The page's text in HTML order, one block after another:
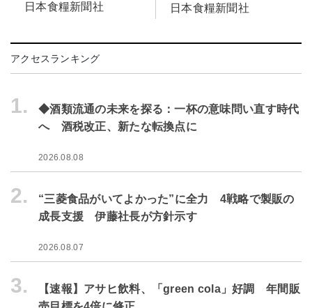
日本食糧新聞社
日本食糧新聞社
アクセスランキング
1.
◆酒類流通の未来を探る：一杯の意味問い直す時代
へ 酒税改正、新たな転換点に
2026.08.08
2.
“三菱食品がいてよかった”に全力 4戦略で製販の
成長支援 伊藤社長が方針示す
2026.08.07
3.
【速報】アサヒ飲料、「green cola」好調 年間販